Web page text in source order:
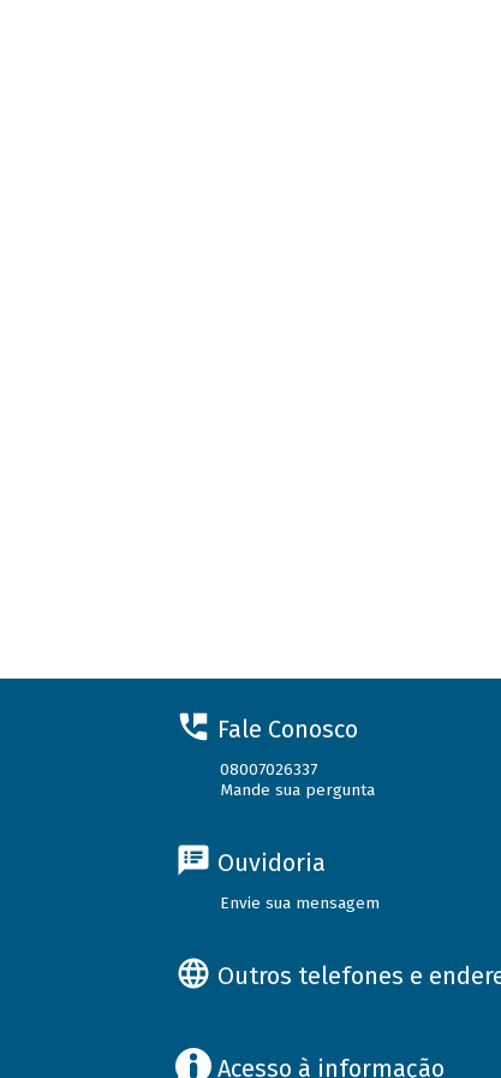
Fale Conosco
08007026337
Mande sua pergunta
Ouvidoria
Envie sua mensagem
Outros telefones e
Acesso à informação